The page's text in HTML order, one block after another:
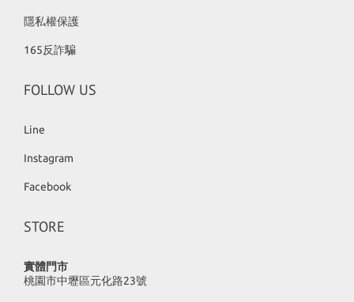
隱私權保護
165反詐騙
FOLLOW US
Line
Instagram
Facebook
STORE
實體門市
桃園市中壢區元化路23號